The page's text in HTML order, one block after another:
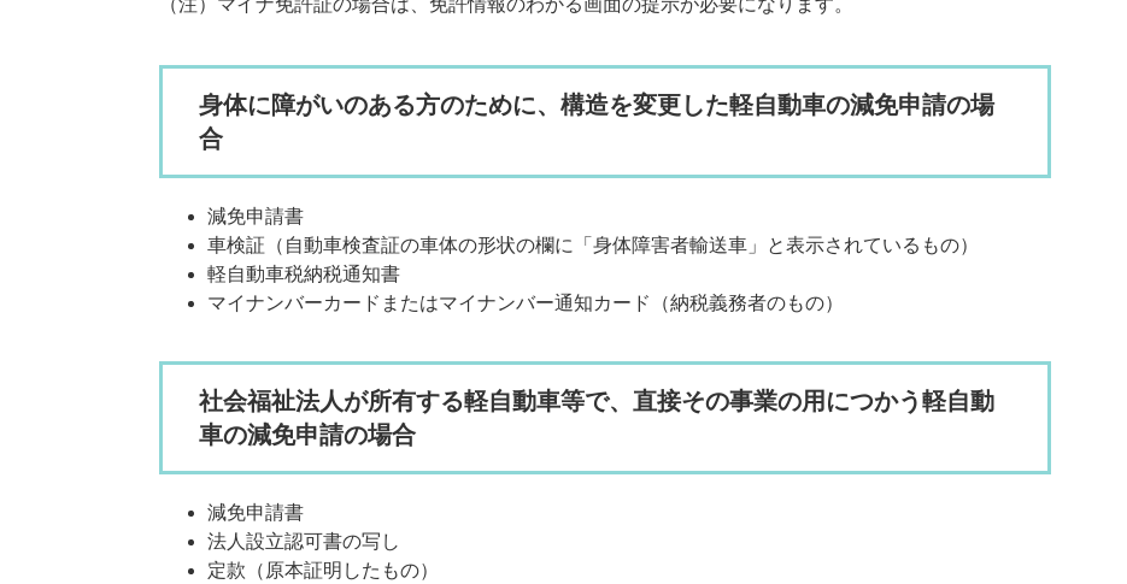
（注）マイナ免許証の場合は、免許情報のわかる画面の提示が必要になります。
身体に障がいのある方のために、構造を変更した軽自動車の減免申請の場
合
減免申請書
車検証（自動車検査証の車体の形状の欄に「身体障害者輸送車」と表示されているもの）
軽自動車税納税通知書
マイナンバーカードまたはマイナンバー通知カード（納税義務者のもの）
社会福祉法人が所有する軽自動車等で、直接その事業の用につかう軽自動
車の減免申請の場合
減免申請書
法人設立認可書の写し
定款（原本証明したもの）